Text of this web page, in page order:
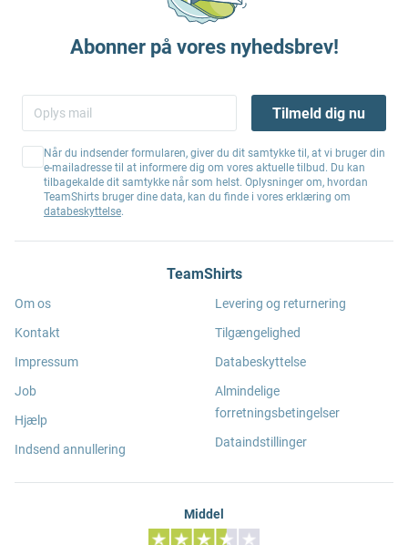
Abonner på vores nyhedsbrev!
Tilmeld dig nu
Når du indsender formularen, giver du dit samtykke til, at vi bruger din
e-mailadresse til at informere dig om vores aktuelle tilbud. Du kan
tilbagekalde dit samtykke når som helst. Oplysninger om, hvordan
TeamShirts bruger dine data, kan du finde i vores erklæring om
databeskyttelse.
TeamShirts
Om os
Kontakt
Impressum
Job
Hjælp
Indsend annullering
Levering og returnering
Tilgængelighed
Databeskyttelse
Almindelige
forretningsbetingelser
Dataindstillinger
Middel